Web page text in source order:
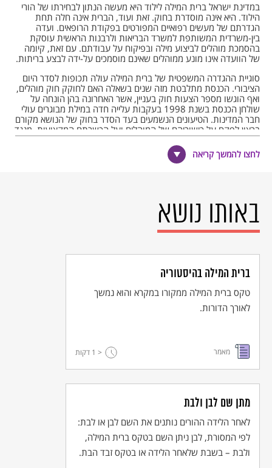
במדינת ישראל ברית המילה לילוד היא מעשה הנתון לבחירתו של הורי
הילוד. היא אינה מוסדרת בחוק. זאת ועוד, הברית אינה חלה תחת
הגדרתם של מעשים רפואיים המפורטים בפקודת הרופאים. ועדה
בין-משרדית המשותפת למשרד הבריאות ולרבנות הראשית עוסקת
בהסמכת מוהלים לביצוע מילה ובפיקוח על עבודתם. עם זאת, קיומה
של הוועדה אינו מונע ממוהלים שאינם מוסמכים על-ידה לבצע בריתות.
סוגיית ההגדרה המשפטית של ברית המילה עולה תכופות לסדר היום
הציבורי. הכנסת מתלבטת מזה שנים בשאלה האם לחוקק חוק מוהלים,
ואף הוגשו מספר הצעות חוק בעניין, אשר האחרונה בהן הונחה על
שולחן הכנסת בשנת 1998 בעקבות עלייה חדה במילת מבוגרים עולי
חבר המדינות. הטיעונים הנשמעים בעד הסדר בחוק של הנושא מקורם
ברצון לפקח על כישוריהם של המוהלים ועל הכשרתם המקצועית. מנגד
ניצבת העמדה כי מדובר בהליך טקסי-דתי אשר הסדרתו צריכה
להיעשות בכלים מסורתיים. כמו כן, מועלה החשש כי הדבר עלול לעודד
חקיקה בתחום זה במדינות שונות העלולות להגביל את יכולתם החוקית
לחצו להמשך קריאה
באותו נושא
ברית המילה בהיסטוריה
טקס ברית המילה ממקורו במקרא והוא נמשך
לאורך הדורות.
מאמר < 1 דקות
מתן שם לבן ולבת
לאחר הלידה ההורים נותנים את השם לבן או לבת:
לפי המסורת, לבן ניתן השם בטקס ברית המילה,
ולבת – בשבת שלאחר הלידה או בטקס זבד הבת.